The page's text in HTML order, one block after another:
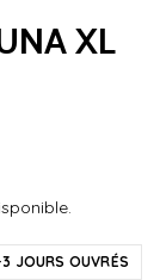
XL
JOURS OUVRÉS